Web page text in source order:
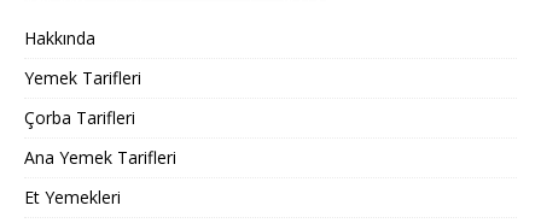
Hakkında
Yemek Tarifleri
Çorba Tarifleri
Ana Yemek Tarifleri
Et Yemekleri